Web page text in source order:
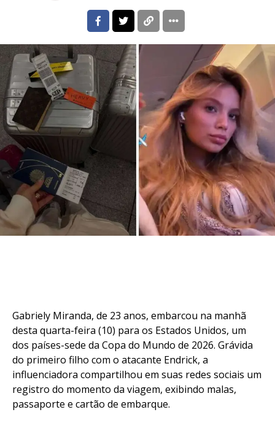
Gabriely Miranda, de 23 anos, embarcou na manhã
desta quarta-feira (10) para os Estados Unidos, um
dos países-sede da Copa do Mundo de 2026. Grávida
do primeiro filho com o atacante Endrick, a
influenciadora compartilhou em suas redes sociais um
registro do momento da viagem, exibindo malas,
passaporte e cartão de embarque.